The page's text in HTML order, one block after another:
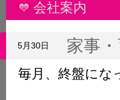
会社案内
家事
5月30日
毎月、終盤にな